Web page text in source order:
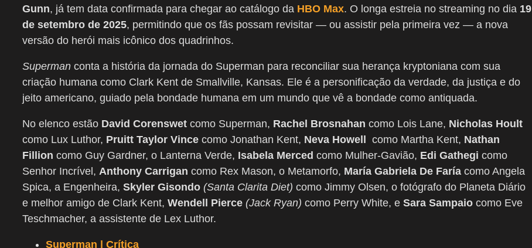
Gunn, já tem data confirmada para chegar ao catálogo da HBO Max. O longa estreia no streaming no dia 19
de setembro de 2025, permitindo que os fãs possam revisitar — ou assistir pela primeira vez — a nova
versão do herói mais icônico dos quadrinhos.
Superman conta a história da jornada do Superman para reconciliar sua herança kryptoniana com sua
criação humana como Clark Kent de Smallville, Kansas. Ele é a personificação da verdade, da justiça e do
jeito americano, guiado pela bondade humana em um mundo que vê a bondade como antiquada.
No elenco estão David Corenswet como Superman, Rachel Brosnahan como Lois Lane, Nicholas Hoult
como Lux Luthor, Pruitt Taylor Vince como Jonathan Kent, Neva Howell como Martha Kent, Nathan
Fillion como Guy Gardner, o Lanterna Verde, Isabela Merced como Mulher-Gavião, Edi Gathegi como
Senhor Incrível, Anthony Carrigan como Rex Mason, o Metamorfo, María Gabriela De Faría como Angela
Spica, a Engenheira, Skyler Gisondo (Santa Clarita Diet) como Jimmy Olsen, o fotógrafo do Planeta Diário
e melhor amigo de Clark Kent, Wendell Pierce (Jack Ryan) como Perry White, e Sara Sampaio como Eve
Teschmacher, a assistente de Lex Luthor.
Superman | Crítica